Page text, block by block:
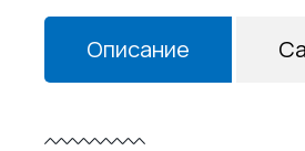
Описание